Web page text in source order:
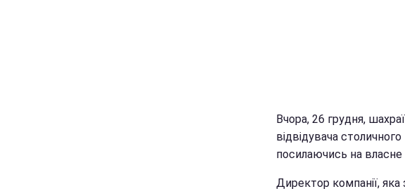
Вчора, 26 грудня,
відвідувача
посилаючись на
Директор компанії,